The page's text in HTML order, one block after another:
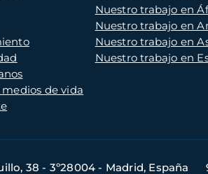
de vida
Nuestro trabajo en
Nuestro trabajo en
Nuestro trabajo en
Nuestro trabajo en
38 - 3º28004 - Madrid, España